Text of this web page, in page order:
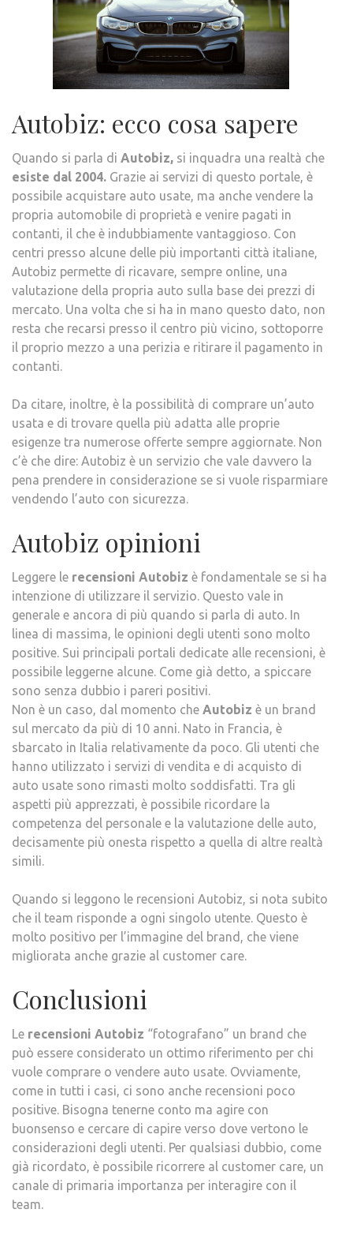
Autobiz: ecco cosa sapere
Quando si parla di Autobiz, si inquadra una realtà che
esiste dal 2004. Grazie ai servizi di questo portale, è
possibile acquistare auto usate, ma anche vendere la
propria automobile di proprietà e venire pagati in
contanti, il che è indubbiamente vantaggioso. Con
centri presso alcune delle più importanti città italiane,
Autobiz permette di ricavare, sempre online, una
valutazione della propria auto sulla base dei prezzi di
mercato. Una volta che si ha in mano questo dato, non
resta che recarsi presso il centro più vicino, sottoporre
il proprio mezzo a una perizia e ritirare il pagamento in
contanti.
Da citare, inoltre, è la possibilità di comprare un’auto
usata e di trovare quella più adatta alle proprie
esigenze tra numerose offerte sempre aggiornate. Non
c’è che dire: Autobiz è un servizio che vale davvero la
pena prendere in considerazione se si vuole risparmiare
vendendo l’auto con sicurezza.
Autobiz opinioni
Leggere le recensioni Autobiz è fondamentale se si ha
intenzione di utilizzare il servizio. Questo vale in
generale e ancora di più quando si parla di auto. In
linea di massima, le opinioni degli utenti sono molto
positive. Sui principali portali dedicate alle recensioni, è
possibile leggerne alcune. Come già detto, a spiccare
sono senza dubbio i pareri positivi.
Non è un caso, dal momento che Autobiz è un brand
sul mercato da più di 10 anni. Nato in Francia, è
sbarcato in Italia relativamente da poco. Gli utenti che
hanno utilizzato i servizi di vendita e di acquisto di
auto usate sono rimasti molto soddisfatti. Tra gli
aspetti più apprezzati, è possibile ricordare la
competenza del personale e la valutazione delle auto,
decisamente più onesta rispetto a quella di altre realtà
simili.
Quando si leggono le recensioni Autobiz, si nota subito
che il team risponde a ogni singolo utente. Questo è
molto positivo per l’immagine del brand, che viene
migliorata anche grazie al customer care.
Conclusioni
Le recensioni Autobiz “fotografano” un brand che
può essere considerato un ottimo riferimento per chi
vuole comprare o vendere auto usate. Ovviamente,
come in tutti i casi, ci sono anche recensioni poco
positive. Bisogna tenerne conto ma agire con
buonsenso e cercare di capire verso dove vertono le
considerazioni degli utenti. Per qualsiasi dubbio, come
già ricordato, è possibile ricorrere al customer care, un
canale di primaria importanza per interagire con il
team.